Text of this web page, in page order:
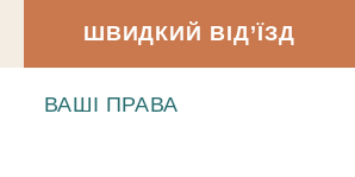
ШВИДКИЙ ВІД’ЇЗД
ВАШІ ПРАВА